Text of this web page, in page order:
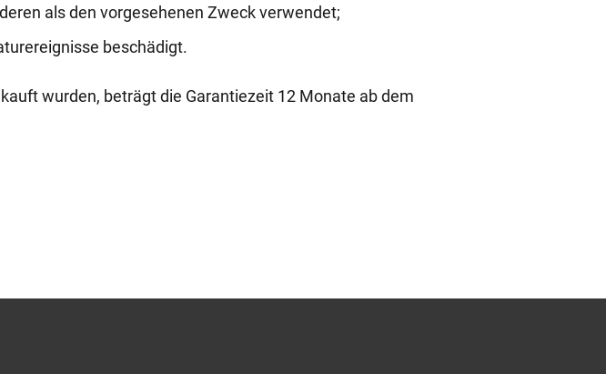
als den vorgesehenen Zweck verwendet;
beschädigt.
wurden, beträgt die Garantiezeit 12 Monate ab dem